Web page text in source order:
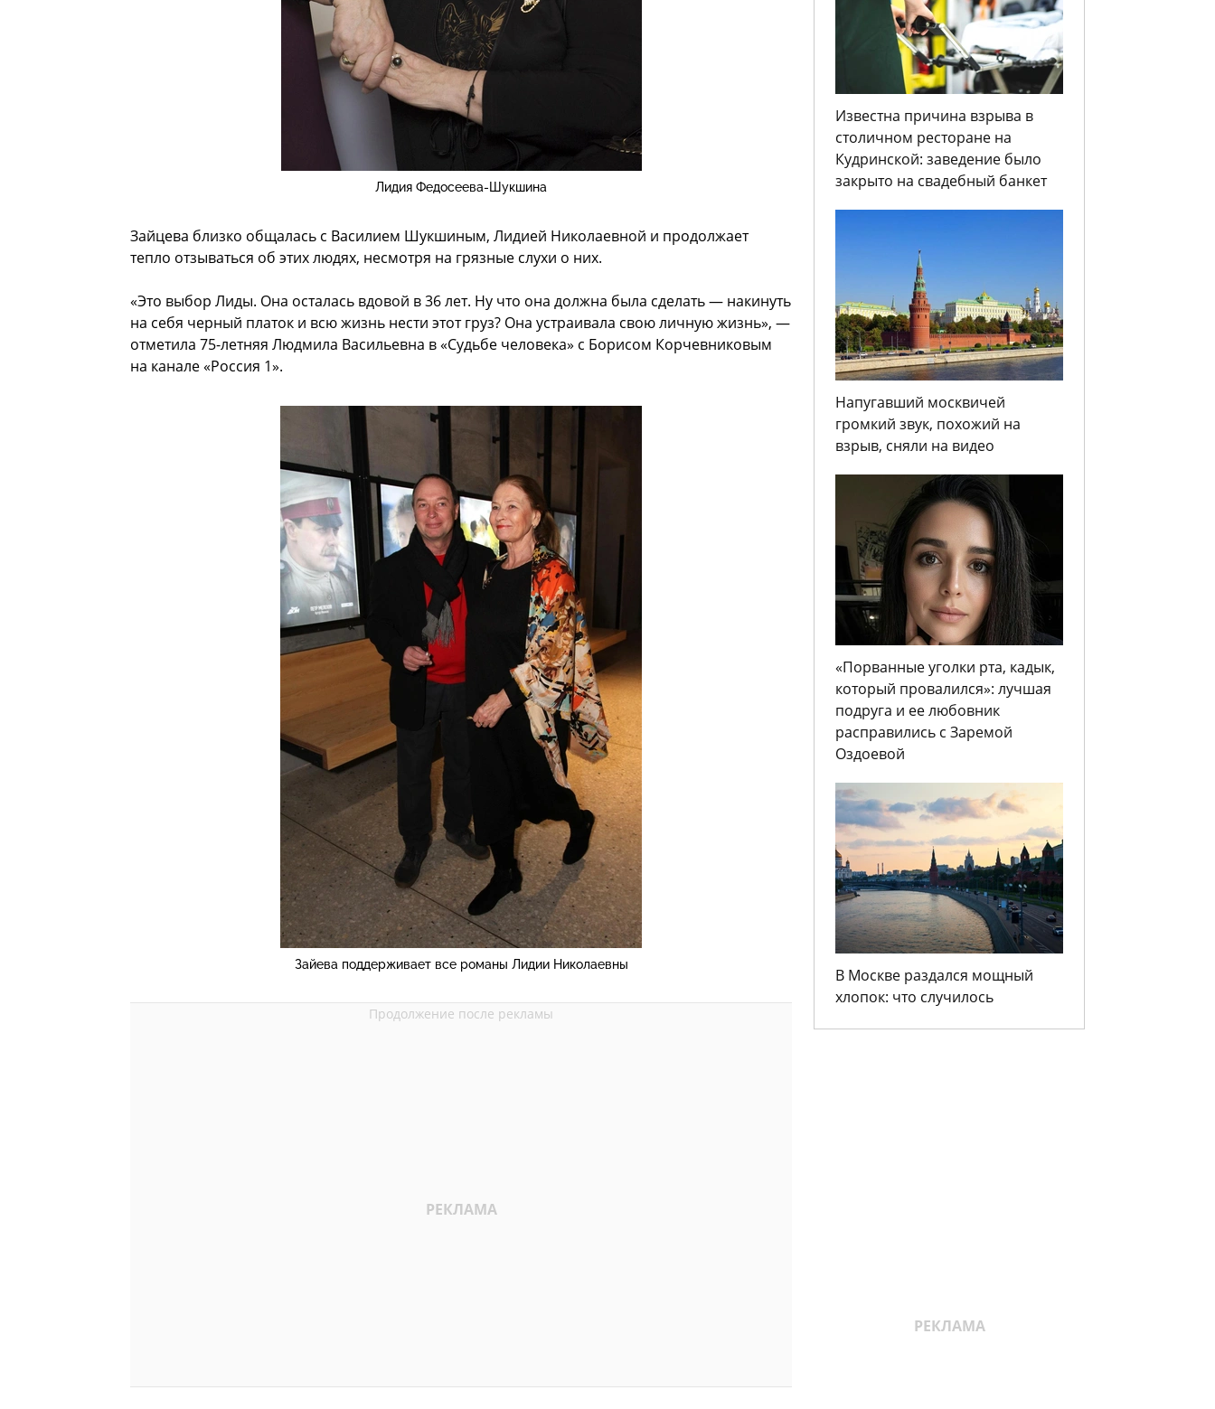
Лидия Федосеева-Шукшина
Зайцева близко общалась с Василием Шукшиным, Лидией Николаевной и продолжает
тепло отзываться об этих людях, несмотря на грязные слухи о них.
«Это выбор Лиды. Она осталась вдовой в 36 лет. Ну что она должна была сделать — накинуть
на себя черный платок и всю жизнь нести этот груз? Она устраивала свою личную жизнь», —
отметила 75-летняя Людмила Васильевна в «Судьбе человека» с Борисом Корчевниковым
на канале «Россия 1».
Зайева поддерживает все романы Лидии Николаевны
Известна причина взрыва в
столичном ресторане на
Кудринской: заведение было
закрыто на свадебный банкет
Напугавший москвичей
громкий звук, похожий на
взрыв, сняли на видео
«Порванные уголки рта, кадык,
который провалился»: лучшая
подруга и ее любовник
расправились с Заремой
Оздоевой
В Москве раздался мощный
хлопок: что случилось